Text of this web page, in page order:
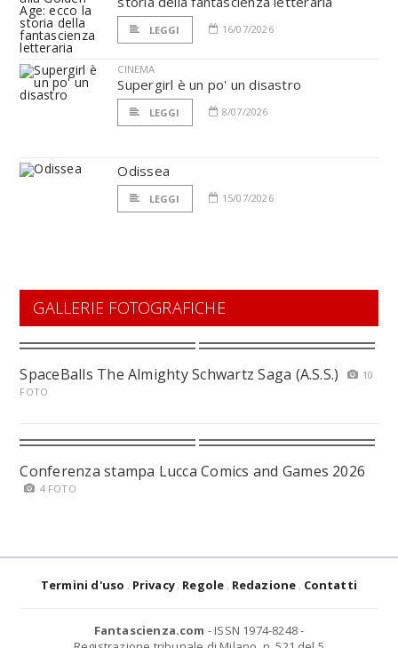
LEGGI 16/07/2026
CINEMA
Supergirl è un po' un disastro
LEGGI 8/07/2026
Odissea
LEGGI 15/07/2026
GALLERIE FOTOGRAFICHE
SpaceBalls The Almighty Schwartz Saga (A.S.S.)
10
FOTO
Conferenza stampa Lucca Comics and Games 2026
4 FOTO
Termini d'uso Privacy Regole Redazione Contatti
Fantascienza.com - ISSN 1974-8248 -